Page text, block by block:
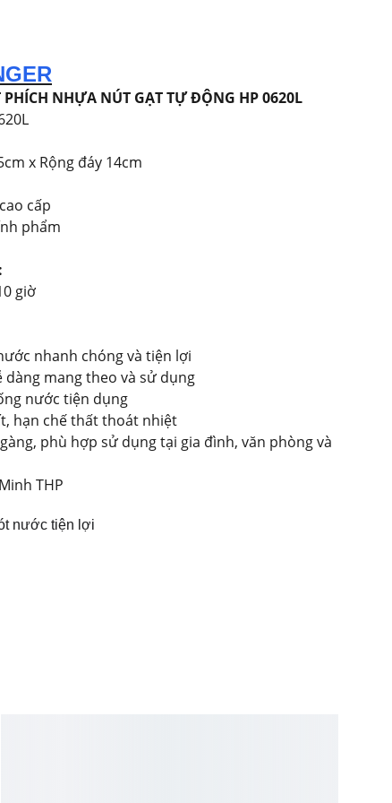
PHÍCH NHỰA NÚT GẠT TỰ ĐỘNG HP 0620L
x Rộng đáy 14cm
cấp
phẩm
giờ
nhanh chóng và tiện lợi
dàng mang theo và sử dụng
nước tiện dụng
hạn chế thất thoát nhiệt
phù hợp sử dụng tại gia đình, văn phòng và
THP